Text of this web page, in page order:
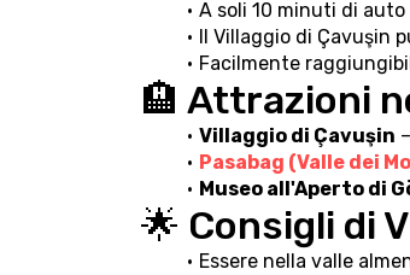
A soli 10 minuti di
Il Villaggio di Çavuşin
Facilmente
🏨 Attrazioni
Villaggio di Çavuşin
Pasabag (Valle dei
Museo all'Aperto di
🌟 Consigli di
Essere nella valle